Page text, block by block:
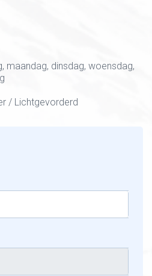
maandag, dinsdag, woensdag,
/ Lichtgevorderd